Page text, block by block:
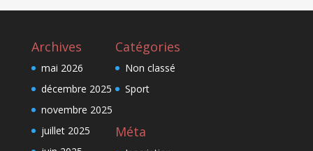
Archives
mai 2026
décembre 2025
novembre 2025
juillet 2025
Catégories
Non classé
Sport
Méta